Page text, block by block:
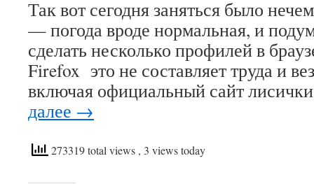
Так вот сегодня заняться было
— погода вроде нормальная, и
сделать несколько профилей в
Firefox это не составляет труда и
включая официальный сайт
далее →
273319 total views , 3 views today